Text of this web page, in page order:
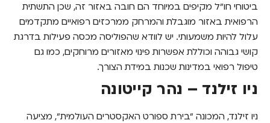
ביטוחי חו"ל מקיפים במיוחד הם חובה באזור זה, שכן התשתית
הרפואית באזור מוגבלת והמרחק ממרכזים רפואיים מתקדמים
עלול להיות משמעותי. יש לוודא שהפוליסה מכסה פעילות בדרגת
קושי גבוהה וכוללת אפשרות פינוי מאזורים מרוחקים, כמו גם
טיפול רפואי במדינות שכנות במידת הצורך.
ניו זילנד – נהר קייטונה
ניו זילנד, המכונה "בירת ספורט האקסטרים העולמית", מציעה